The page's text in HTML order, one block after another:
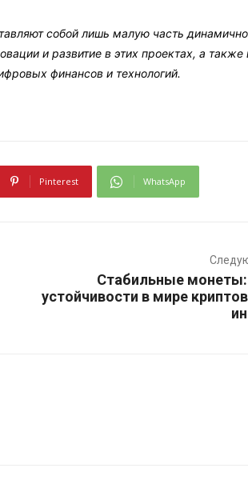
собой лишь малую часть
и развитие в этих проектах, а также
финансов и технологий.
Pinterest WhatsApp
Стабильные
устойчивости в мире